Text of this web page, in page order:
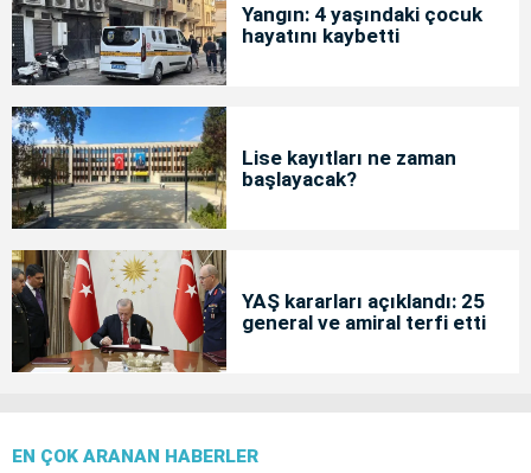
Yangın: 4 yaşındaki çocuk
hayatını kaybetti
Lise kayıtları ne zaman
başlayacak?
YAŞ kararları açıklandı: 25
general ve amiral terfi etti
EN ÇOK ARANAN HABERLER